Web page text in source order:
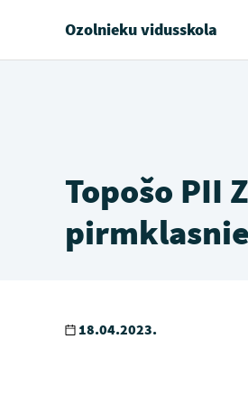
Ozolnieku vidusskola
Topošo PII
18.04.2023.